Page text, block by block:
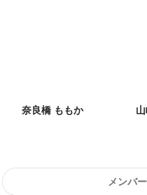
奈良橋 ももか
メンバ